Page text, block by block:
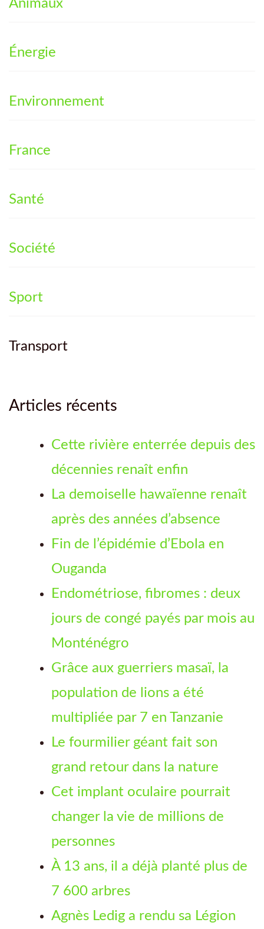
Animaux
Énergie
Environnement
France
Santé
Société
Sport
Transport
Articles récents
Cette rivière enterrée depuis des
décennies renaît enfin
La demoiselle hawaïenne renaît
après des années d’absence
Fin de l’épidémie d’Ebola en
Ouganda
Endométriose, fibromes : deux
jours de congé payés par mois au
Monténégro
Grâce aux guerriers masaï, la
population de lions a été
multipliée par 7 en Tanzanie
Le fourmilier géant fait son
grand retour dans la nature
Cet implant oculaire pourrait
changer la vie de millions de
personnes
À 13 ans, il a déjà planté plus de
7 600 arbres
Agnès Ledig a rendu sa Légion